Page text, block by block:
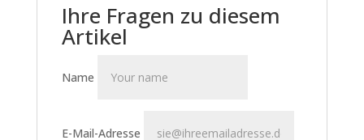
Ihre Fragen zu diesem
Artikel
Name
E-Mail-Adresse